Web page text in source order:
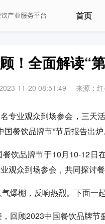
首页
！全面解读“
11-20 08:51:49 来源：
专业观众到场参会，三天
国餐饮品牌节”节后报告出炉
饮品牌节于10月10-12日
观众到场参会，共同探讨餐
爆棚，反响热烈。下面一
回顾2023中国餐饮品牌节